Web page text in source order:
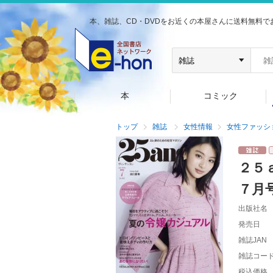
本、雑誌、CD・DVDをお近くの本屋さんに送料無料で
本 コミック
トップ 雑誌 女性情報 女性ファッシ
２５
７月
出版社名
発売日
雑誌JAN
雑誌コー